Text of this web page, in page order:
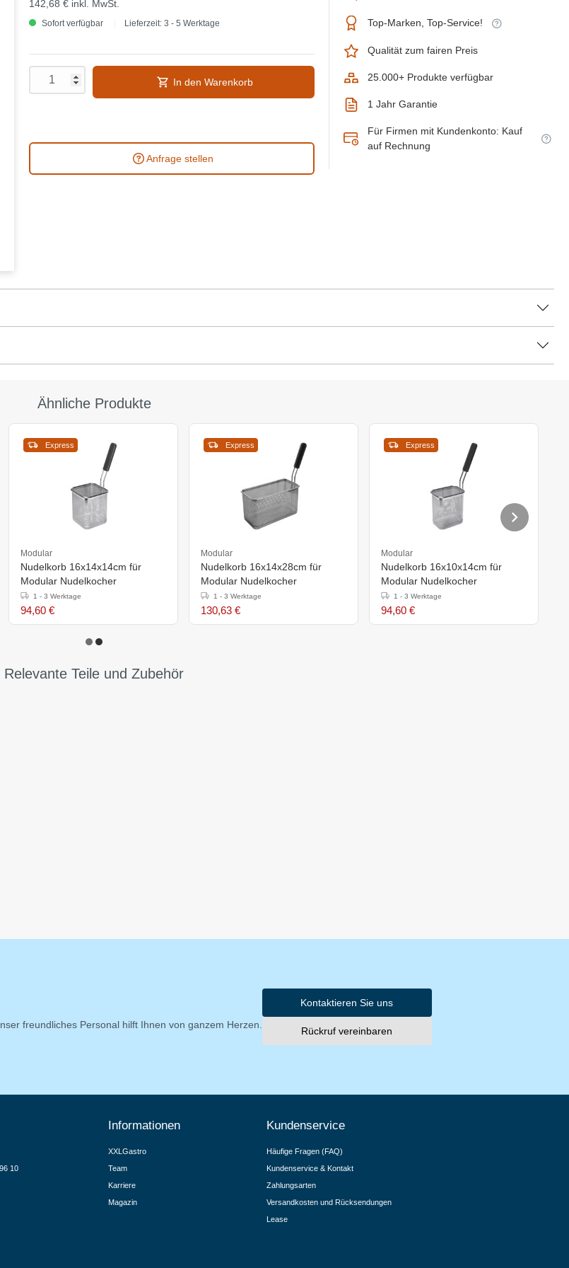
142,68 € inkl. MwSt.
Sofort verfügbar Lieferzeit: 3 - 5 Werktage
In den Warenkorb
Anfrage stellen
Top-Marken, Top-Service!
Qualität zum fairen Preis
25.000+ Produkte verfügbar
1 Jahr Garantie
Für Firmen mit Kundenkonto: Kauf
auf Rechnung
Ähnliche Produkte
Express
Modular
Nudelkorb 16x14x14cm für
Modular Nudelkocher
1 - 3 Werktage
94,60 €
Express
Modular
Nudelkorb 16x14x28cm für
Modular Nudelkocher
1 - 3 Werktage
130,63 €
Express
Modular
Nudelkorb 16x10x14cm für
Modular Nudelkocher
1 - 3 Werktage
94,60 €
Relevante Teile und Zubehör
freundliches Personal hilft Ihnen von ganzem Herzen.
Kontaktieren Sie uns
Rückruf vereinbaren
10
Informationen
XXLGastro
Team
Karriere
Magazin
Kundenservice
Häufige Fragen (FAQ)
Kundenservice & Kontakt
Zahlungsarten
Versandkosten und Rücksendungen
Lease